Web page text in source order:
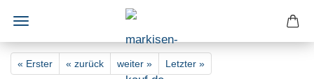
« Erster « zurück weiter »
Letzter »